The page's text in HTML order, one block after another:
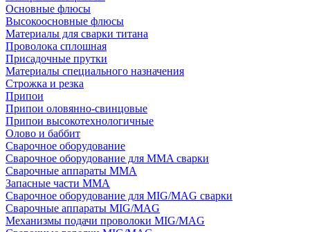
Основные флюсы
Высокоосновные флюсы
Материалы для сварки титана
Проволока сплошная
Присадочные прутки
Материалы специального назначения
Строжка и резка
Припои
Припои оловянно-свинцовые
Припои высокотехнологичные
Олово и баббит
Сварочное оборудование
Сварочное оборудование для MMA сварки
Сварочные аппараты MMA
Запасные части MMA
Сварочное оборудование для MIG/MAG сварки
Сварочные аппараты MIG/MAG
Механизмы подачи проволоки MIG/MAG